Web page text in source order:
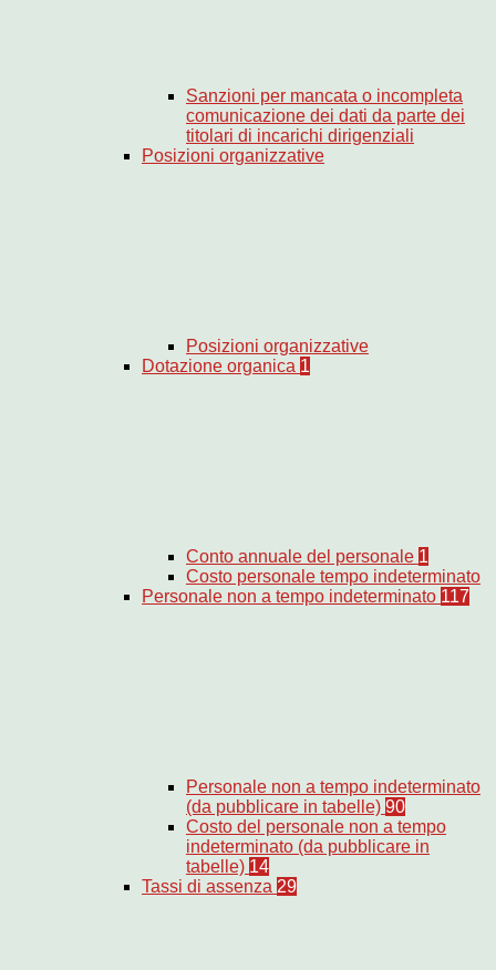
Sanzioni per mancata o incompleta
comunicazione dei dati da parte dei
titolari di incarichi dirigenziali
Posizioni organizzative
Posizioni organizzative
Dotazione organica 1
Conto annuale del personale 1
Costo personale tempo indeterminato
Personale non a tempo indeterminato 117
Personale non a tempo indeterminato
(da pubblicare in tabelle) 90
Costo del personale non a tempo
indeterminato (da pubblicare in
tabelle) 14
Tassi di assenza 29